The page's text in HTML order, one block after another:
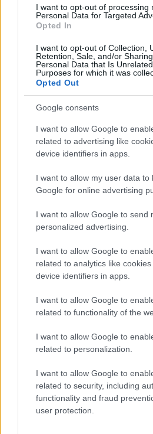
I want to opt-out of processing
Personal Data for Targeted
Opted In
I want to opt-out of Collection,
Retention, Sale, and/or
Personal Data that Is
Purposes for which it was
Opted Out
Google consents
I want to allow Google to
related to advertising like
device identifiers in apps.
I want to allow my user data to
Google for online advertising
I want to allow Google to send
personalized advertising.
I want to allow Google to
related to analytics like
device identifiers in apps.
I want to allow Google to
related to functionality of the
I want to allow Google to
related to personalization.
I want to allow Google to
related to security, including
functionality and fraud
user protection.
és érzékeny alkotók: a
állítja színpadra aSógornők
vígjátékot, a Krúdy
Tibor jegyzi a filmen és
sikert aratott krimi-
Idén az ifjúsági és
kivétellel először dolgoznak
nagyszínpadon Szilágyi Bálint
korszerű adaptációt
Farkas vs
követi Papp Dániel a maga
számára írtEzeregyéjszaka
és külföldön egyaránt sikerrel
nyert Valcz Péter a Művész
színjátékelőadással korunk
stúdiós gyermekprodukció
dolgozott nálunk, mindig a
Púpos lovacskacímű mesét
Nyíregyháza város
előző évad eredményeinek
jelentős anyagi ráfordítások
épület belső
átalakították a Krúdy Kamara
és modernizálták a
technikai és esztétikai
A korábbi évekhez hasonlóan
versenyprogramjára idén is
érdeklődés, az előadások